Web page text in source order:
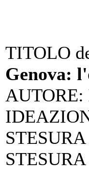
TITOLO
Genova:
AUTORE: